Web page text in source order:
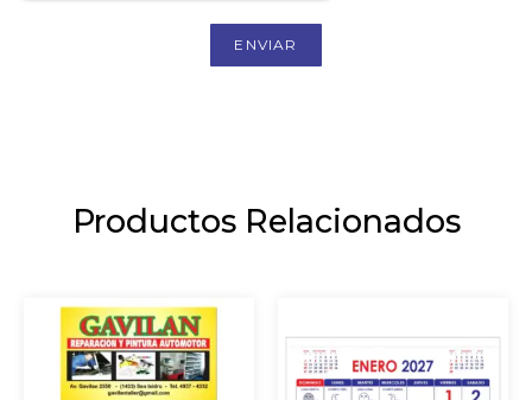
ENVIAR
Productos Relacionados